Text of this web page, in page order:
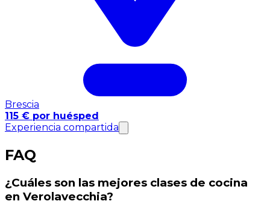
Brescia
115 € por huésped
Experiencia compartida
FAQ
¿Cuáles son las mejores clases de cocina
en Verolavecchia?